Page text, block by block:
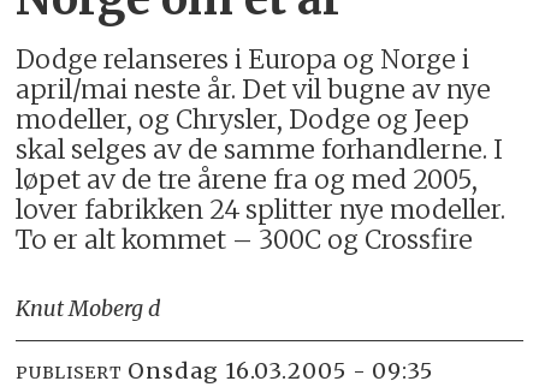
Dodge relanseres i Europa og Norge i
april/mai neste år. Det vil bugne av nye
modeller, og Chrysler, Dodge og Jeep
skal selges av de samme forhandlerne. I
løpet av de tre årene fra og med 2005,
lover fabrikken 24 splitter nye modeller.
To er alt kommet – 300C og Crossfire
Knut Moberg d
PUBLISERT onsdag 16.03.2005 - 09:35